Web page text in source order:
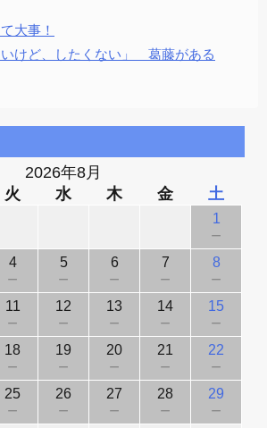
大事！
いけど、したくない」 葛藤がある
2026年8月
火 水 木 金 土
1
－
4
－
5
－
6
－
7
－
8
－
11
－
12
－
13
－
14
－
15
－
18
－
19
－
20
－
21
－
22
－
25
－
26
－
27
－
28
－
29
－